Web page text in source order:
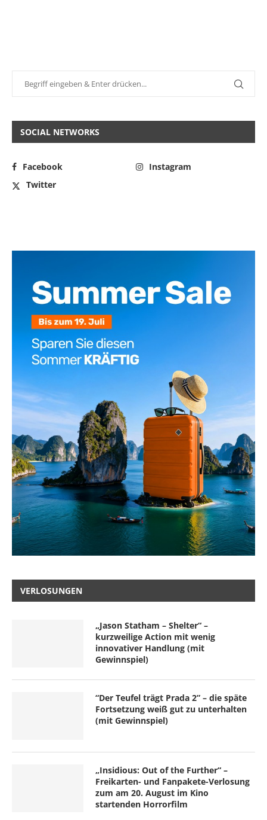
SOCIAL NETWORKS
Facebook
Instagram
Twitter
VERLOSUNGEN
„Jason Statham – Shelter“ –
kurzweilige Action mit wenig
innovativer Handlung (mit
Gewinnspiel)
“Der Teufel trägt Prada 2” – die späte
Fortsetzung weiß gut zu unterhalten
(mit Gewinnspiel)
„Insidious: Out of the Further“ –
Freikarten- und Fanpakete-Verlosung
zum am 20. August im Kino
startenden Horrorfilm